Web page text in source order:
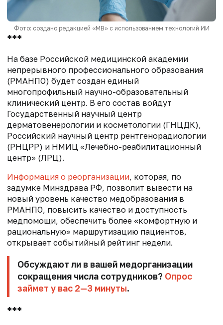
Фото: создано редакцией «МВ» с использованием технологий ИИ
***
На базе Российской медицинской академии
непрерывного профессионального образования
(РМАНПО) будет создан единый
многопрофильный научно-образовательный
клинический центр. В его состав войдут
Государственный научный центр
дерматовенерологии и косметологии (ГНЦДК),
Российский научный центр рентгенорадиологии
(РНЦРР) и НМИЦ «Лечебно-реабилитационный
центр» (ЛРЦ).
Информация о реорганизации, которая, по
задумке Минздрава РФ, позволит вывести на
новый уровень качество медобразования в
РМАНПО, повысить качество и доступность
медпомощи, обеспечить более «комфортную и
рациональную» маршрутизацию пациентов,
открывает событийный рейтинг недели.
Обсуждают ли в вашей медорганизации
сокращения числа сотрудников? Опрос
займет у вас 2—3 минуты.
***